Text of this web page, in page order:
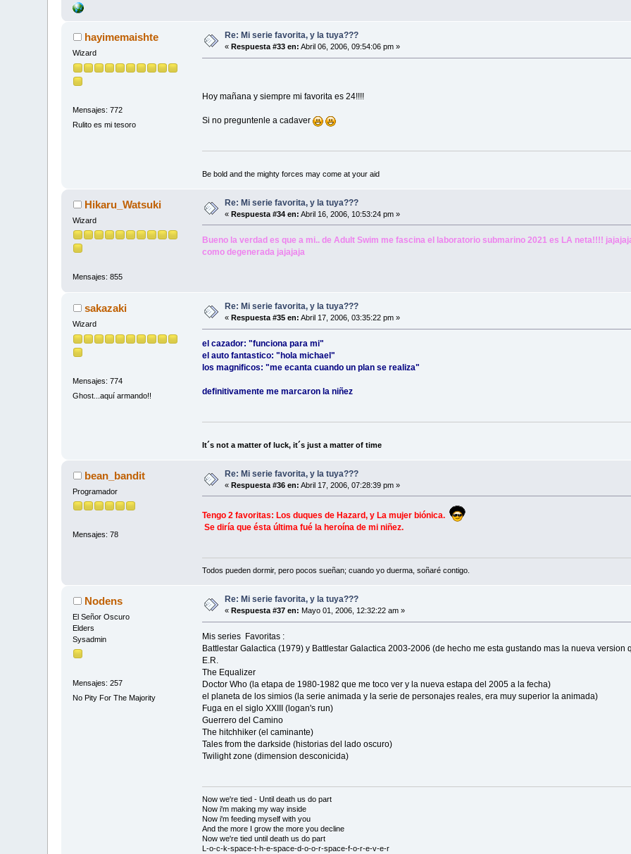
hayimemaishte
Wizard
Mensajes: 772
Rulito es mi tesoro
Re: Mi serie favorita, y la tuya???
« Respuesta #33 en: Abril 06, 2006, 09:54:06 pm »
Hoy mañana y siempre mi favorita es 24!!!!
Si no preguntenle a cadaver
Be bold and the mighty forces may come at your aid
Hikaru_Watsuki
Wizard
Mensajes: 855
Re: Mi serie favorita, y la tuya???
«Respuesta #34 en: Abril 16, 2006, 10:53:24 pm »
Bueno la verdad es que a mi.. de Adult Swim me fascina el laboratorio submarino 2021 es LA neta!!!!
como degenerada jajajaja
sakazaki
Wizard
Mensajes: 774
Ghost...aquí armando!!
Re: Mi serie favorita, y la tuya???
« Respuesta #35 en: Abril 17, 2006, 03:35:22 pm »
el cazador: "funciona para mi"
el auto fantastico: "hola michael"
los magnificos: "me ecanta cuando un plan se realiza"
definitivamente me marcaron la niñez
It´s not a matter of luck, it´s just a matter of time
bean_bandit
Programador
Mensajes: 78
Re: Mi serie favorita, y la tuya???
«Respuesta #36 en: Abril 17, 2006, 07:28:39 pm »
Tengo 2 favoritas: Los duques de Hazard, y La mujer biónica.
Se diría que ésta última fué la heroína de mi niñez.
Todos pueden dormir, pero pocos sueñan; cuando yo duerma, soñaré contigo.
Nodens
El Señor Oscuro
Elders
Sysadmin
Mensajes: 257
No Pity For The Majority
Re: Mi serie favorita, y la tuya???
«Respuesta #37 en: Mayo 01, 2006, 12:32:22 am »
Mis series Favoritas :
Battlestar Galactica (1979) y Battlestar Galactica 2003-2006 (de hecho me esta gustando mas la nueva version
E.R.
The Equalizer
Doctor Who (la etapa de 1980-1982 que me toco ver y la nueva estapa del 2005 a la fecha)
el planeta de los simios (la serie animada y la serie de personajes reales, era muy superior la animada)
Fuga en el siglo XXIII (logan's run)
Guerrero del Camino
The hitchhiker (el caminante)
Tales from the darkside (historias del lado oscuro)
Twilight zone (dimension desconicida)
Now we're tied - Until death us do part
Now i'm making my way inside
Now i'm feeding myself with you
And the more I grow the more you decline
Now we're tied until death us do part
L-o-c-k-space-t-h-e-space-d-o-o-r-space-f-o-r-e-v-e-r